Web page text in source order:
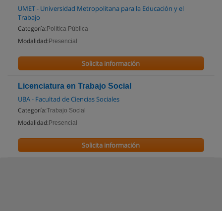
UMET - Universidad Metropolitana para la Educación y el
Trabajo
Categoría: Política Pública
Modalidad: Presencial
Solicita información
Licenciatura en Trabajo Social
UBA - Facultad de Ciencias Sociales
Categoría:Trabajo Social
Modalidad: Presencial
Solicita información